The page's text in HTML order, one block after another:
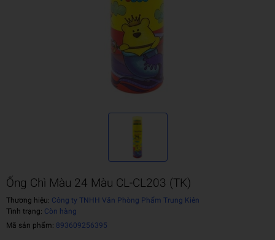
Ống Chì Màu 24 Màu CL-CL203 (TK)
Thương hiệu: Công ty TNHH Văn Phòng Phẩm Trung Kiên
Tình trạng: Còn hàng
Mã sản phẩm: 893609256395